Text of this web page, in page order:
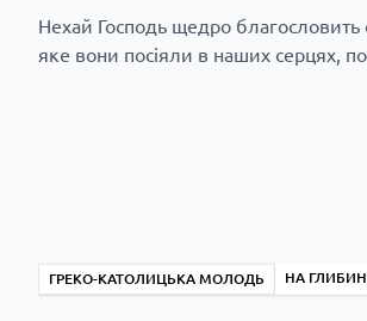
Нехай Господь щедро благословить
яке вони посіяли в наших серцях,
ГРЕКО-КАТОЛИЦЬКА МОЛОДЬ НА